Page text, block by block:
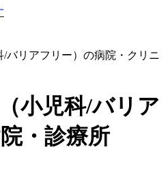
バリアフリー）の病院・クリニ
（小児科/バリア
・診療所